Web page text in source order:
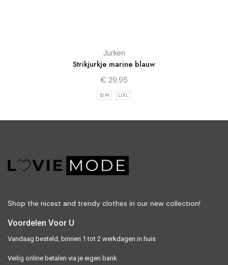
Jurken
Strikjurkje marine blauw
€ 29,95
S/M L/XL
Shop the nicest and trendy clothes in our new collection!
Voordelen Voor U
Vandaag besteld, binnen 1 tot 2 werkdagen in huis
Veilig online betalen via je eigen bank